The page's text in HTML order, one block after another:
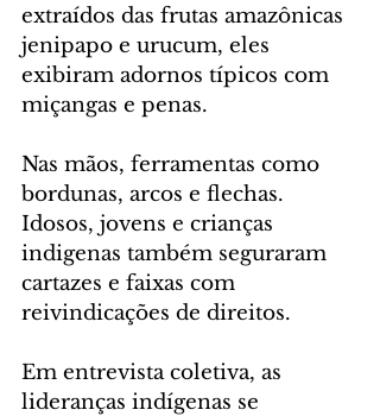
extraídos das frutas amazônicas
jenipapo e urucum, eles
exibiram adornos típicos com
miçangas e penas.
Nas mãos, ferramentas como
bordunas, arcos e flechas.
Idosos, jovens e crianças
indigenas também seguraram
cartazes e faixas com
reivindicações de direitos.
Em entrevista coletiva, as
lideranças indígenas se